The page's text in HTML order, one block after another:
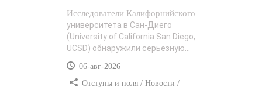
Исследователи Калифорнийского
университета в Сан-Диего
(University of California San Diego,
UCSD) обнаружили серьезную...
06-авг-2026
Отступы и поля / Новости /